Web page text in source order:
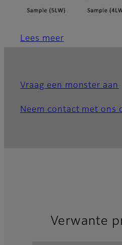
Lees meer
Vraag een monster aan
Neem contact met ons
Verwante